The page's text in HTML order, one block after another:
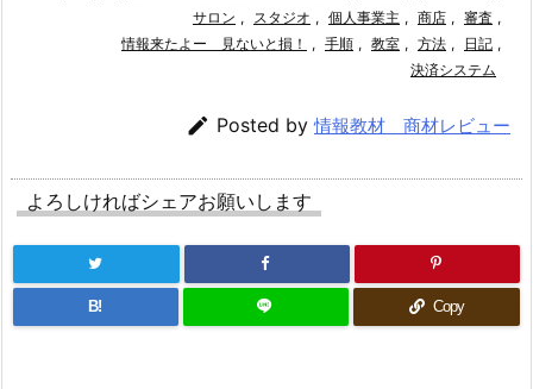
サロン , スタジオ , 個人事業主 , 商店 , 審査 ,
情報来たよー 見ないと損！
, 手順 , 教室 , 方法 , 日記 ,
決済システム
 Posted by情報教材 商材レビュー
よろしければシェアお願いします
B! Copy